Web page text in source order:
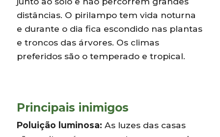
distâncias. O pirilampo tem vida noturna
e durante o dia fica escondido nas plantas
e troncos das árvores. Os climas
preferidos são o temperado e tropical.
Principais inimigos
Poluição luminosa:As luzes das casas